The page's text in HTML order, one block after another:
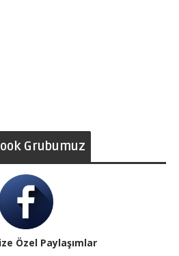
Grubumuz
Özel Paylaşımlar